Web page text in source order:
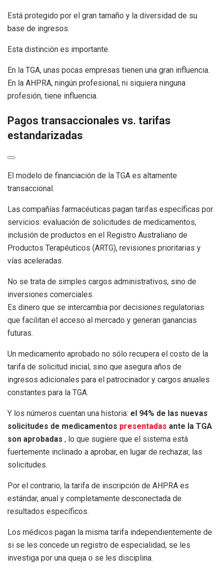
Está protegido por el gran tamaño y la diversidad de su
base de ingresos.
Esta distinción es importante.
En la TGA, unas pocas empresas tienen una gran influencia.
En la AHPRA, ningún profesional, ni siquiera ninguna
profesión, tiene influencia.
Pagos transaccionales vs. tarifas
estandarizadas
El modelo de financiación de la TGA es altamente
transaccional.
Las compañías farmacéuticas pagan tarifas específicas por
servicios: evaluación de solicitudes de medicamentos,
inclusión de productos en el Registro Australiano de
Productos Terapéuticos (ARTG), revisiones prioritarias y
vías aceleradas.
No se trata de simples cargos administrativos, sino de
inversiones comerciales.
Es dinero que se intercambia por decisiones regulatorias
que facilitan el acceso al mercado y generan ganancias
futuras.
Un medicamento aprobado no sólo recupera el costo de la
tarifa de solicitud inicial, sino que asegura años de
ingresos adicionales para el patrocinador y cargos anuales
constantes para la TGA.
Y los números cuentan una historia: el 94% de las nuevas
solicitudes de medicamentos presentadas ante la TGA
son aprobadas , lo que sugiere que el sistema está
fuertemente inclinado a aprobar, en lugar de rechazar, las
solicitudes.
Por el contrario, la tarifa de inscripción de AHPRA es
estándar, anual y completamente desconectada de
resultados específicos.
Los médicos pagan la misma tarifa independientemente de
si se les concede un registro de especialidad, se les
investiga por una queja o se les disciplina.